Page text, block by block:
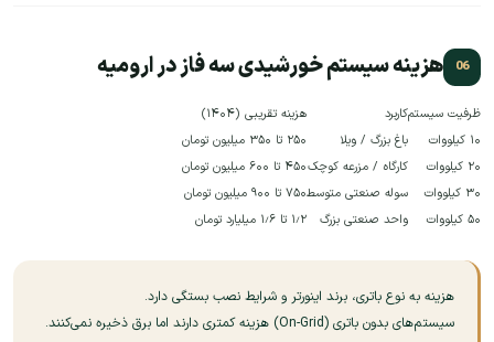
هزینه سیستم خورشیدی سه فاز در ارومیه
ظرفیت سیستمکاربرد
هزینه تقریبی (۱۴۰۴)
۱۰ کیلووات
باغ بزرگ / ویلا
۲۵۰ تا ۳۵۰ میلیون تومان
۲۰ کیلووات
کارگاه / مزرعه کوچک۴۵۰ تا ۶۰۰ میلیون تومان
۳۰ کیلووات
سوله صنعتی متوسط۷۵۰ تا ۹۰۰ میلیون تومان
۵۰ کیلووات
واحد صنعتی بزرگ ۱٫۲ تا ۱٫۶ میلیارد تومان
هزینه به نوع باتری، برند اینورتر و شرایط نصب بستگی دارد.
سیستم‌های بدون باتری (On-Grid) هزینه کمتری دارند اما برق ذخیره نمی‌کنند.